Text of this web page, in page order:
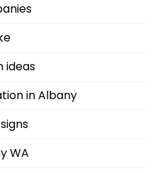
ideas
in Albany
WA